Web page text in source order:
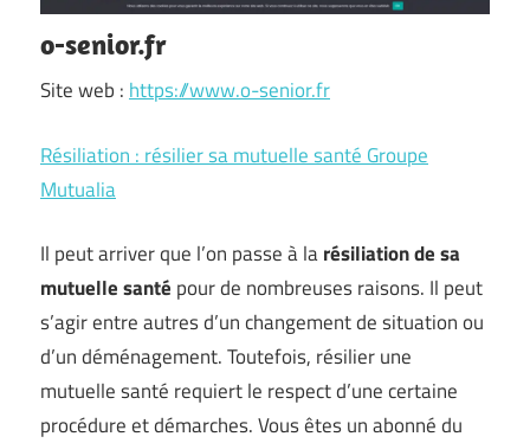
o-senior.fr
Site web :https://www.o-senior.fr
Résiliation : résilier sa mutuelle santé Groupe
Mutualia
Il peut arriver que l’on passe à larésiliation de sa
mutuelle santé pour de nombreuses raisons. Il peut
s’agir entre autres d’un changement de situation ou
d’un déménagement. Toutefois, résilier une
mutuelle santé requiert le respect d’une certaine
procédure et démarches. Vous êtes un abonné du